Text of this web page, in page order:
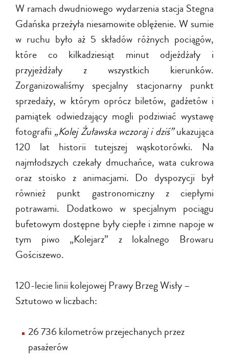
W ramach dwudniowego wydarzenia stacja Stegna
Gdańska przeżyła niesamowite oblężenie. W sumie
w ruchu było aż 5 składów różnych pociągów,
które co kilkadziesiąt minut odjeżdżały i
przyjeżdżały z wszystkich kierunków.
Zorganizowaliśmy specjalny stacjonarny punkt
sprzedaży, w którym oprócz biletów, gadżetów i
pamiątek odwiedzający mogli podziwiać wystawę
fotografii „Kolej Żuławska wczoraj i dziś”ukazująca
120 lat historii tutejszej wąskotorówki. Na
najmłodszych czekały dmuchańce, wata cukrowa
oraz stoisko z animacjami. Do dyspozycji był
również punkt gastronomiczny z ciepłymi
potrawami. Dodatkowo w specjalnym pociągu
bufetowym dostępne były ciepłe i zimne napoje w
tym piwo „Kolejarz” z lokalnego Browaru
Gościszewo.
120-lecie linii kolejowej Prawy Brzeg Wisły –
Sztutowo w liczbach:
26 736 kilometrów przejechanych przez
pasażerów